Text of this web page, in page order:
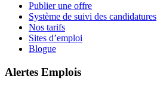
Publier une offre
Système de suivi des candidatures
Nos tarifs
Sites d’emploi
Blogue
Alertes Emplois